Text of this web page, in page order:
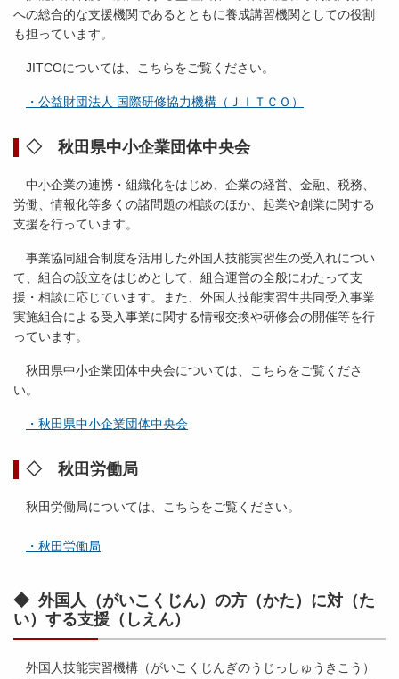
への総合的な支援機関であるとともに養成講習機関としての役割
も担っています。
JITCOについては、こちらをご覧ください。
・公益財団法人 国際研修協力機構（ＪＩＴＣＯ）
◇ 秋田県中小企業団体中央会
中小企業の連携・組織化をはじめ、企業の経営、金融、税務、
労働、情報化等多くの諸問題の相談のほか、起業や創業に関する
支援を行っています。
事業協同組合制度を活用した外国人技能実習生の受入れについ
て、組合の設立をはじめとして、組合運営の全般にわたって支
援・相談に応じています。また、外国人技能実習生共同受入事業
実施組合による受入事業に関する情報交換や研修会の開催等を行
っています。
秋田県中小企業団体中央会については、こちらをご覧くださ
い。
・秋田県中小企業団体中央会
◇ 秋田労働局
秋田労働局については、こちらをご覧ください。
・秋田労働局
◆ 外国人（がいこくじん）の方（かた）に対（た
い）する支援（しえん）
外国人技能実習機構（がいこくじんぎのうじっしゅうきこう）